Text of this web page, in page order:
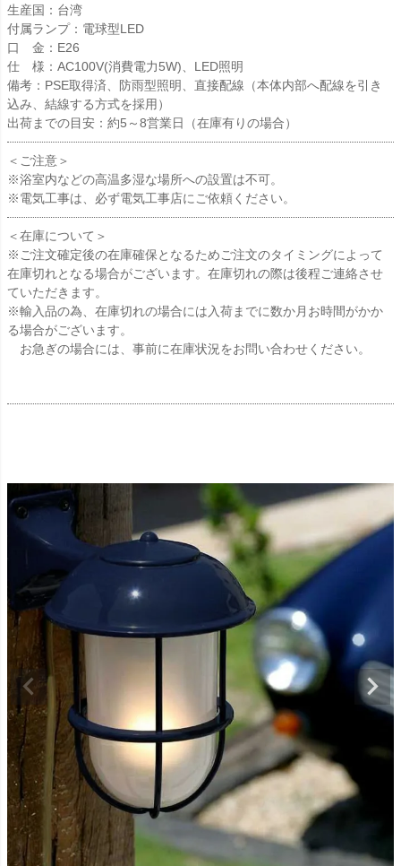
生産国：台湾
付属ランプ：電球型LED
口 金：E26
仕 様：AC100V(消費電力5W)、LED照明
備考：PSE取得済、防雨型照明、直接配線（本体内部へ配線を引き
込み、結線する方式を採用）
出荷までの目安：約5～8営業日（在庫有りの場合）
＜ご注意＞
※浴室内などの高温多湿な場所への設置は不可。
※電気工事は、必ず電気工事店にご依頼ください。
＜在庫について＞
※ご注文確定後の在庫確保となるためご注文のタイミングによって
在庫切れとなる場合がございます。在庫切れの際は後程ご連絡させ
ていただきます。
※輸入品の為、在庫切れの場合には入荷までに数か月お時間がかか
る場合がございます。
お急ぎの場合には、事前に在庫状況をお問い合わせください。